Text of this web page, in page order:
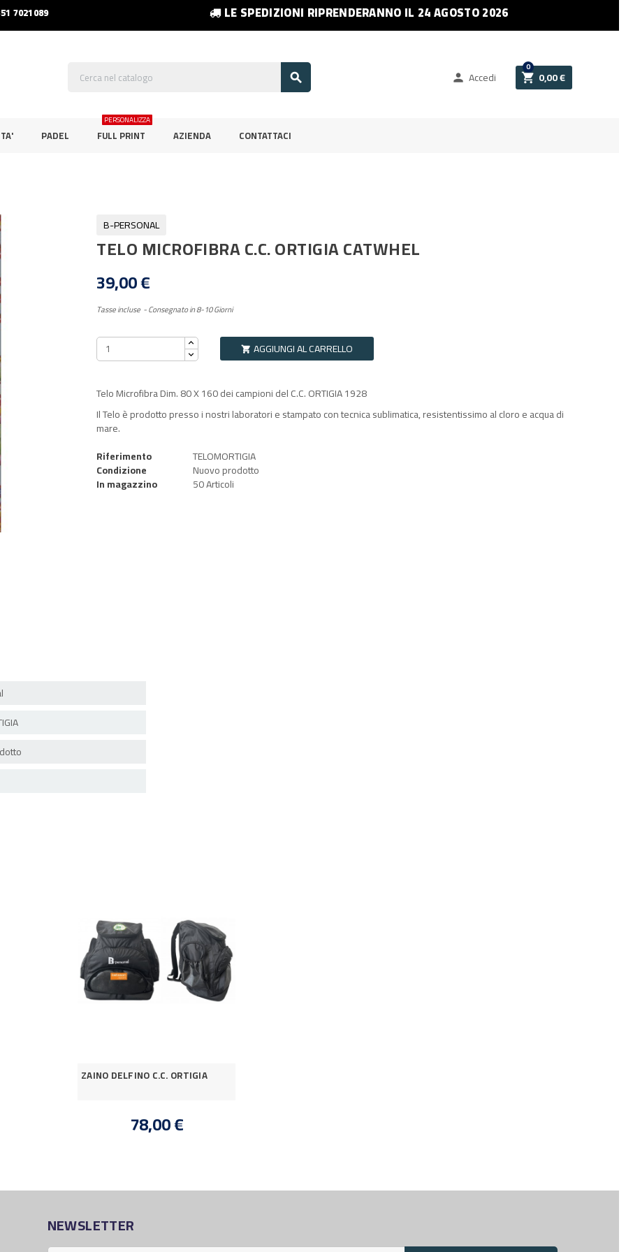
7021089 LE SPEDIZIONI RIPRENDERANNO IL 24 AGOSTO 2026
  Accedi  0,00 €
0
PADEL FULL PRINT
PERSONALIZZA
AZIENDA CONTATTACI
B-PERSONAL
TELO MICROFIBRA C.C. ORTIGIA CATWHEL
39,00 €
Tasse incluse Consegnato in 8-10 Giorni
 AGGIUNGI AL CARRELLO
Telo Microfibra Dim. 80 X 160 dei campioni del C.C. ORTIGIA 1928
Il Telo è prodotto presso i nostri laboratori e stampato con tecnica sublimatica, resistentissimo al cloro e acqua di
mare.
Riferimento
TELOMORTIGIA
Condizione Nuovo prodotto
In magazzino 50 Articoli
ZAINO DELFINO C.C. ORTIGIA
78,00 €
NEWSLETTER